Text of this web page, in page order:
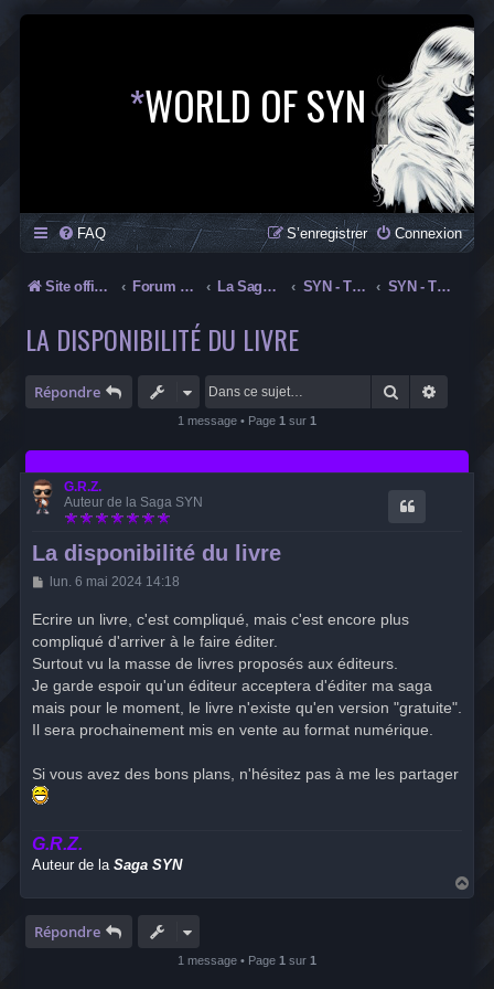
*WORLD OF SYN
FAQ Connexion
S’enregistrer
Site officiel Forum officiel de la Saga SYN La Saga SYN SYN - The New Age SYN - The New Age
LA DISPONIBILITÉ DU LIVRE
Répondre Rechercher
1 message • Page 1 sur 1
G.R.Z.
Auteur de la Saga SYN
La disponibilité du livre
M
s
a
g
e
lun. 6 mai 2024 14:18
Ecrire un livre, c'est compliqué, mais c'est encore plus
compliqué d'arriver à le faire éditer.
Surtout vu la masse de livres proposés aux éditeurs.
Je garde espoir qu'un éditeur acceptera d'éditer ma saga
mais pour le moment, le livre n'existe qu'en version "gratuite".
Il sera prochainement mis en vente au format numérique.
Si vous avez des bons plans, n'hésitez pas à me les partager
G.R.Z.
Auteur de la Saga SYN
a
Répondre
1 message • Page 1 sur 1